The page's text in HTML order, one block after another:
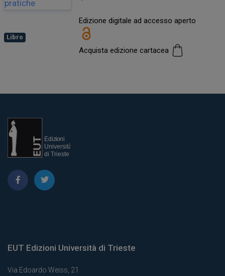
Libro
Edizione digitale ad accesso aperto
Acquista edizione cartacea
EUT Edizioni Università di Trieste
Via Edoardo Weiss, 21